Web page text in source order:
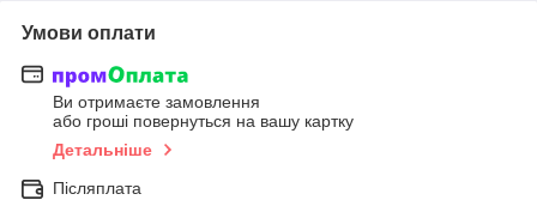
Умови оплати
Ви отримаєте замовлення
або гроші повернуться на вашу картку
Детальніше
Післяплата